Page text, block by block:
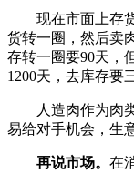
现在市面上存货
货转一圈，然后卖
存转一圈要90天，
1200天，去库存要
人造肉作为肉类
易给对手机会，生
再说市场。 在